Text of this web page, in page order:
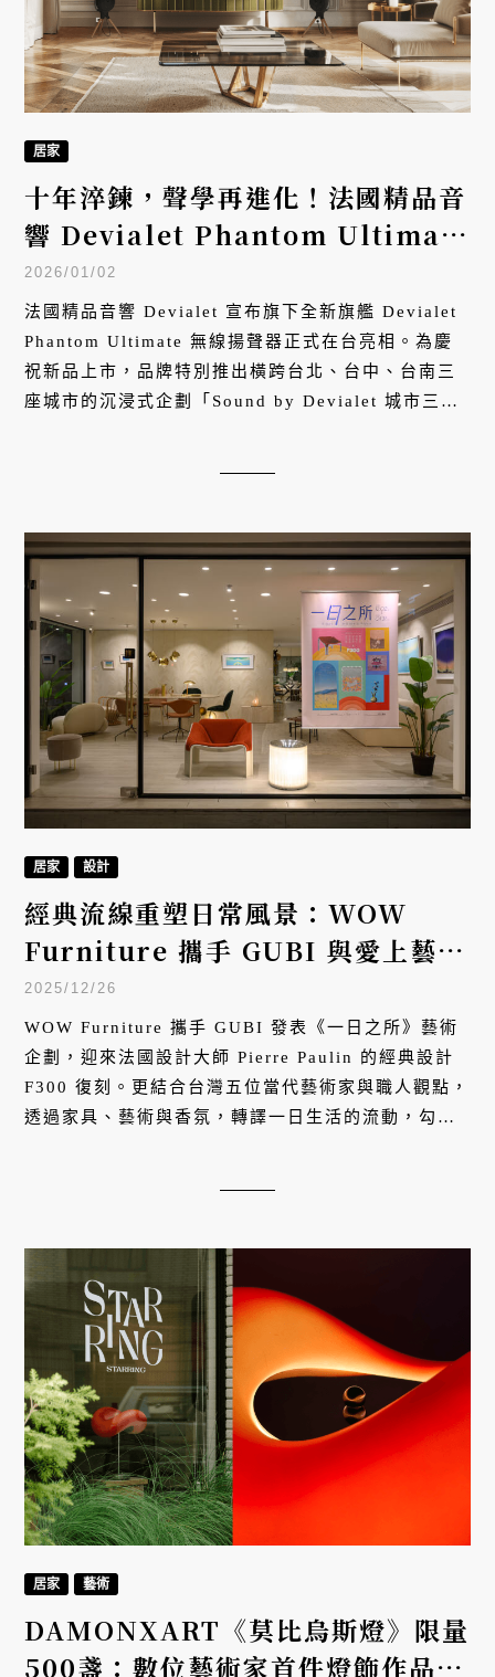
居家
十年淬鍊，聲學再進化！法國精品音
響 Devialet Phantom Ultimate
登台，啟動北中南三城沉浸巡禮
2026/01/02
法國精品音響 Devialet 宣布旗下全新旗艦 Devialet
Phantom Ultimate 無線揚聲器正式在台亮相。為慶
祝新品上市，品牌特別推出橫跨台北、台中、台南三
座城市的沉浸式企劃「Sound by Devialet 城市三部
居家 設計
經典流線重塑日常風景：WOW
Furniture 攜手 GUBI 與愛上藝
廊，開啟《一日之所》藝術企劃
2025/12/26
WOW Furniture 攜手 GUBI 發表《一日之所》藝術
企劃，迎來法國設計大師 Pierre Paulin 的經典設計
F300 復刻。更結合台灣五位當代藝術家與職人觀點，
透過家具、藝術與香氛，轉譯一日生活的流動，勾勒
居家 藝術
DAMONXART《莫比烏斯燈》限量
500盞：數位藝術家首件燈飾作品，